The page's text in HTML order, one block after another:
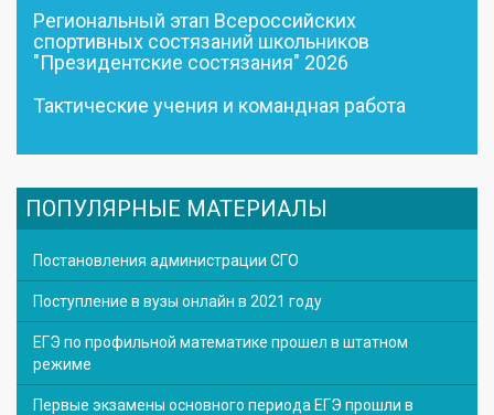
Региональный этап Всероссийских
спортивных состязаний школьников
"Президентские состязания" 2026
Тактические учения и командная работа
ПОПУЛЯРНЫЕ МАТЕРИАЛЫ
Постановления администрации СГО
Поступление в вузы онлайн в 2021 году
ЕГЭ по профильной математике прошел в штатном
режиме
Первые экзамены основного периода ЕГЭ прошли в